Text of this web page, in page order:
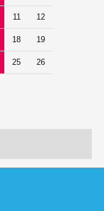
11 12
18 19
25 26